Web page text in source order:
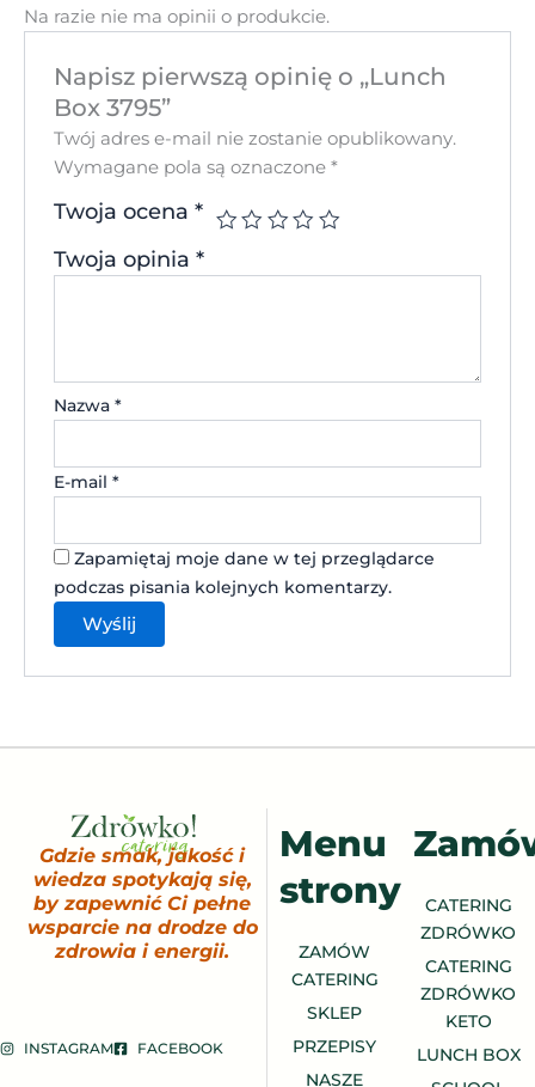
Na razie nie ma opinii o produkcie.
Napisz pierwszą opinię o „Lunch
Box 3795”
Twój adres e-mail nie zostanie opublikowany.
Wymagane pola są oznaczone*
Twoja ocena*
Twoja opinia*
Nazwa*
E-mail*
Zapamiętaj moje dane w tej przeglądarce
podczas pisania kolejnych komentarzy.
Gdzie smak, jakość i
wiedza spotykają się,
by zapewnić Ci pełne
wsparcie na drodze do
zdrowia i energii.
INSTAGRAM FACEBOOK
Menu
strony
ZAMÓW
CATERING
SKLEP
PRZEPISY
NASZE
CATERING
ZDRÓWKO
CATERING
ZDRÓWKO
KETO
LUNCH BOX